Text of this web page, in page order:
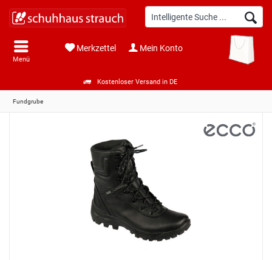
Kostenloser Versand in DE
Menü
Merkzettel Mein Konto
Fundgrube